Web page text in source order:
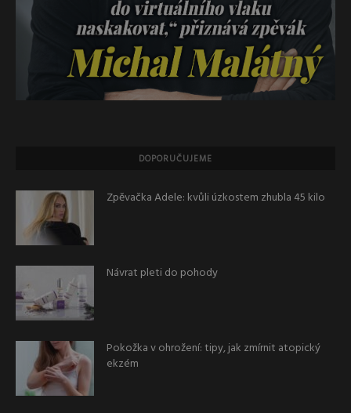
DOPORUČUJEME
Zpěvačka Adele: kvůli úzkostem zhubla 45 kilo
Návrat pleti do pohody
Pokožka v ohrožení: tipy, jak zmírnit atopický
ekzém